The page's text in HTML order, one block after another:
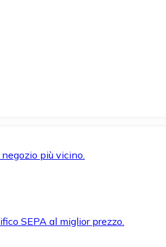
più vicino.
SEPA al miglior prezzo.